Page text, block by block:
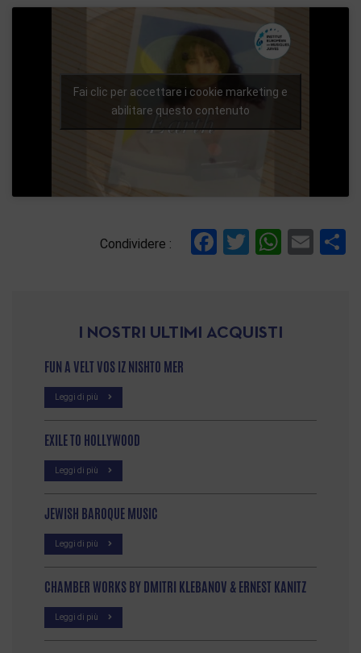
Fai clic per accettare i cookie marketing e
abilitare questo contenuto
Condividere : Facebook
Twitter
I NOSTRI ULTIMI ACQUISTI
FUN A VELT VOS IZ NISHTO MER
Leggi di più
EXILE TO HOLLYWOOD
Leggi di più
JEWISH BAROQUE MUSIC
Leggi di più
CHAMBER WORKS BY DMITRI KLEBANOV & ERNEST KANITZ
Leggi di più